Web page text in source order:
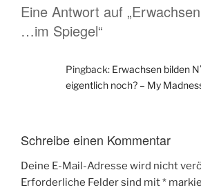
Eine Antwort auf
…im Spiegel“
Pingback: Erwachsen bilden
eigentlich noch? – My
Schreibe einen Kommentar
Deine E-Mail-Adresse wird nicht
Erforderliche Felder sind mit*